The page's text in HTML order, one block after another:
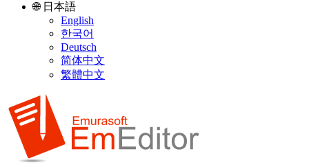
🌐 日本語
English
한국어
Deutsch
简体中文
繁體中文